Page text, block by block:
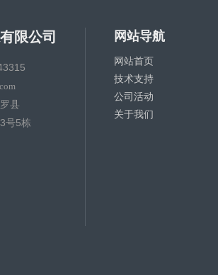
限公司
县
5栋
网站导航
网站首页
技术支持
公司活动
关于我们